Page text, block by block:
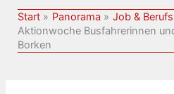
Start Panorama
Job &
Aktionwoche Busfahrerinnen
Borken